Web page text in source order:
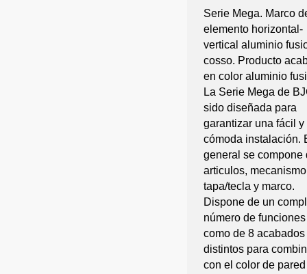
Serie Mega. Marco
elemento horizontal-
vertical aluminio
cosso. Producto
en color aluminio
La Serie Mega de
sido diseñada para
garantizar una fácil y
cómoda instalación.
general se compone
articulos,
tapa/tecla y marco.
Dispone de un
número de
como de 8 acabados
distintos para
con el color de pared